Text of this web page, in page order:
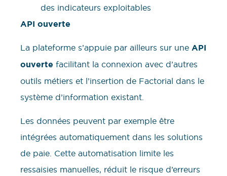
des indicateurs exploitables
API ouverte
La plateforme s’appuie par ailleurs sur une API
ouverte facilitant la connexion avec d’autres
outils métiers et l’insertion de Factorial dans le
système d’information existant.
Les données peuvent par exemple être
intégrées automatiquement dans les solutions
de paie. Cette automatisation limite les
ressaisies manuelles, réduit le risque d’erreurs